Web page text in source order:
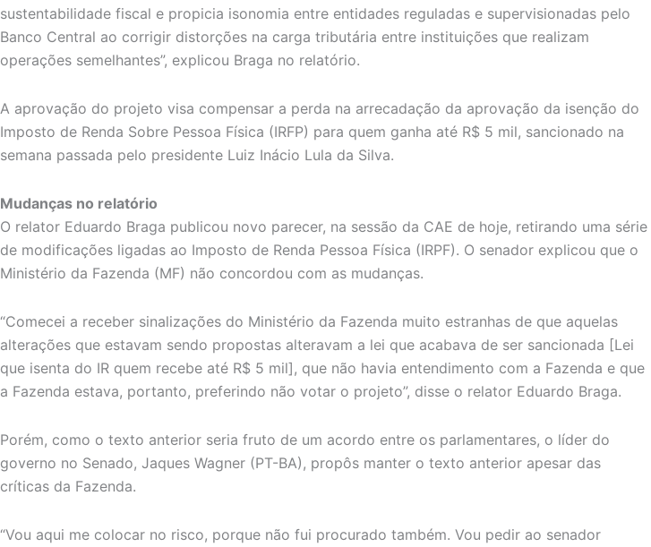
sustentabilidade fiscal e propicia isonomia entre entidades reguladas e supervisionadas pelo
Banco Central ao corrigir distorções na carga tributária entre instituições que realizam
operações semelhantes”, explicou Braga no relatório.
A aprovação do projeto visa compensar a perda na arrecadação da aprovação da isenção do
Imposto de Renda Sobre Pessoa Física (IRFP) para quem ganha até R$ 5 mil, sancionado na
semana passada pelo presidente Luiz Inácio Lula da Silva.
Mudanças no relatório
O relator Eduardo Braga publicou novo parecer, na sessão da CAE de hoje, retirando uma série
de modificações ligadas ao Imposto de Renda Pessoa Física (IRPF). O senador explicou que o
Ministério da Fazenda (MF) não concordou com as mudanças.
“Comecei a receber sinalizações do Ministério da Fazenda muito estranhas de que aquelas
alterações que estavam sendo propostas alteravam a lei que acabava de ser sancionada [Lei
que isenta do IR quem recebe até R$ 5 mil], que não havia entendimento com a Fazenda e que
a Fazenda estava, portanto, preferindo não votar o projeto”, disse o relator Eduardo Braga.
Porém, como o texto anterior seria fruto de um acordo entre os parlamentares, o líder do
governo no Senado, Jaques Wagner (PT-BA), propôs manter o texto anterior apesar das
críticas da Fazenda.
“Vou aqui me colocar no risco, porque não fui procurado também. Vou pedir ao senador